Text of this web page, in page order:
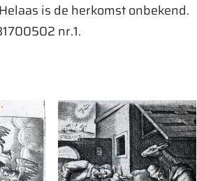
is de herkomst onbekend.
nr.1.